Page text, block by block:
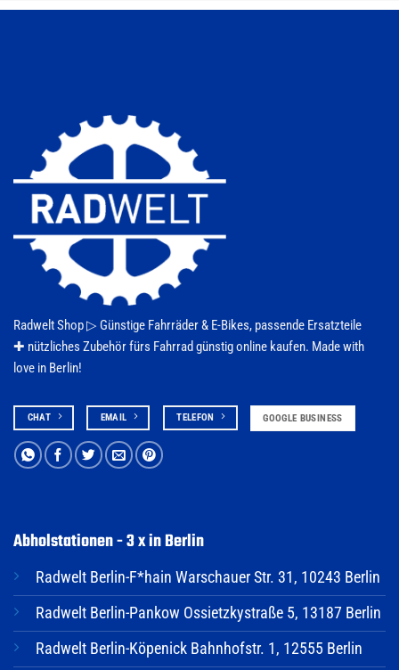
auf.
gewählt
werden
Radwelt Shop ▷ Günstige Fahrräder & E-Bikes, passende Ersatzteile
✚ nützliches Zubehör fürs Fahrrad günstig online kaufen. Made with
love in Berlin!
CHAT EMAIL TELEFON GOOGLE BUSINESS
Abholstationen - 3 x in Berlin
Radwelt Berlin-F*hain Warschauer Str. 31, 10243 Berlin
Radwelt Berlin-Pankow Ossietzkystraße 5, 13187 Berlin
Radwelt Berlin-Köpenick Bahnhofstr. 1, 12555 Berlin